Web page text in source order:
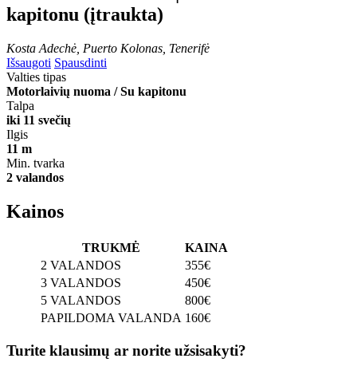
kapitonu (įtraukta)
Kosta Adechė, Puerto Kolonas, Tenerifė
Išsaugoti Spausdinti
Valties tipas
Motorlaivių nuoma / Su kapitonu
Talpa
iki 11 svečių
Ilgis
11 m
Min. tvarka
2 valandos
Kainos
TRUKMĖ
KAINA
2 VALANDOS
355€
3 VALANDOS
450€
5 VALANDOS
800€
PAPILDOMA VALANDA 160€
Turite klausimų ar norite užsisakyti?